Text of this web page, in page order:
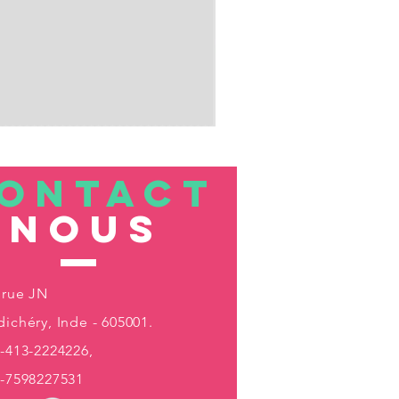
nous
JN
Inde - 605001.
413-2224226,